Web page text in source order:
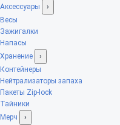
Аксессуары
›
Весы
Зажигалки
Напасы
Хранение
›
Контейнеры
Нейтрализаторы запаха
Пакеты Zip-lock
Тайники
Мерч
›